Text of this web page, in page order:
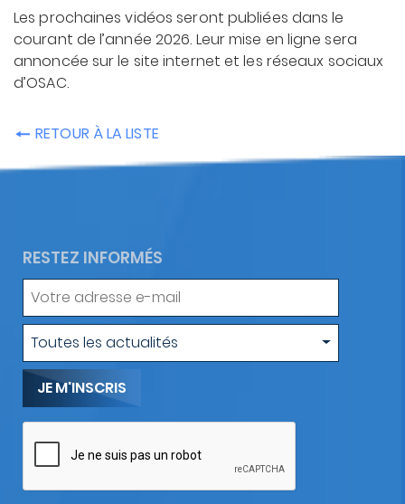
Les prochaines vidéos seront publiées dans le
courant de l’année 2026. Leur mise en ligne sera
annoncée sur le site internet et les réseaux sociaux
d’OSAC.
RETOUR À LA LISTE
RESTEZ INFORMÉS
Votre
mail
Type
Toutes les actualités